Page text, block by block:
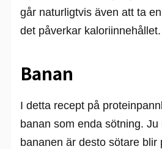
går naturligtvis även att ta
det påverkar kaloriinnehållet.
Banan
I detta recept på
banan som enda sötning. Ju
bananen är desto sötare blir